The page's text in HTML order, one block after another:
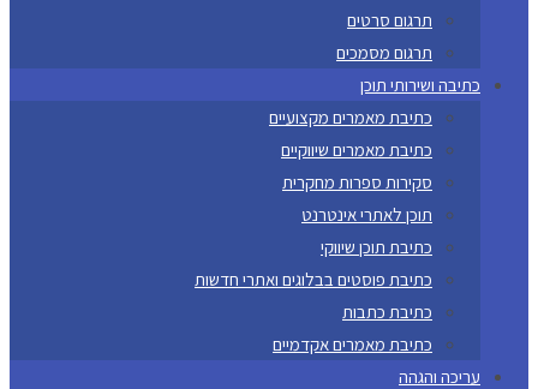
תרגום סרטים
תרגום מסמכים
כתיבה ושירותי תוכן
כתיבת מאמרים מקצועיים
כתיבת מאמרים שיווקיים
סקירות ספרות מחקרית
תוכן לאתרי אינטרנט
כתיבת תוכן שיווקי
כתיבת פוסטים בבלוגים ואתרי חדשות
כתיבת כתבות
כתיבת מאמרים אקדמיים
עריכה והגהה